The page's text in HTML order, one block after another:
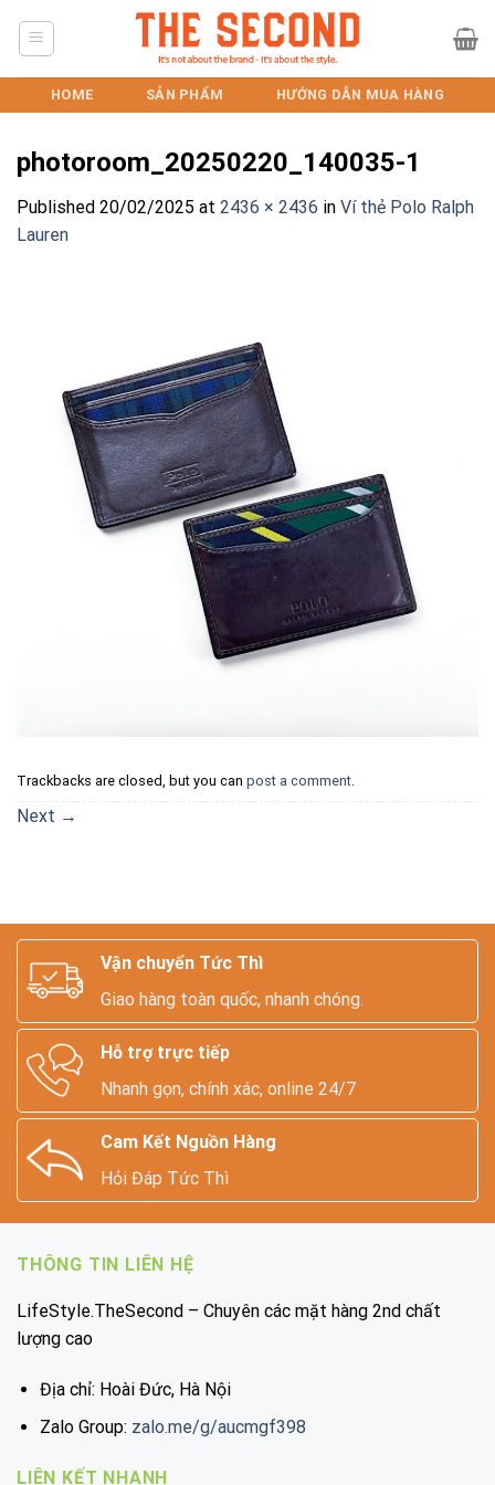
HOME SẢN PHẨM HƯỚNG DẪN MUA HÀNG
photoroom_20250220_140035-1
Published 20/02/2025 at 2436 × 2436 in Ví thẻ Polo Ralph
Lauren
Trackbacks are closed, but you can post a comment.
Next →
Vận chuyển Tức Thì
Giao hàng toàn quốc, nhanh chóng.
Hỗ trợ trực tiếp
Nhanh gọn, chính xác, online 24/7
Cam Kết Nguồn Hàng
Hỏi Đáp Tức Thì
THÔNG TIN LIÊN HỆ
LifeStyle.TheSecond – Chuyên các mặt hàng 2nd chất
lượng cao
Địa chỉ: Hoài Đức, Hà Nội
Zalo Group: zalo.me/g/aucmgf398
LIÊN KẾT NHANH